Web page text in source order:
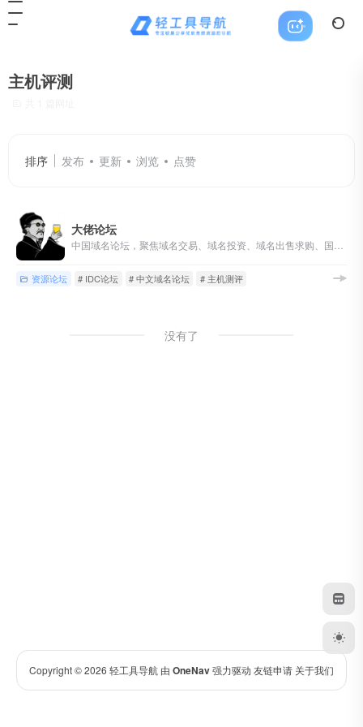
主机评测
排序 发布 更新 浏览 点赞
大佬论坛
资源论坛 # IDC论坛 # 中文域名论坛 # 主机测评
没有了
Copyright © 2026 轻工具导航 由 OneNav强力驱动 友链申请 关于我们